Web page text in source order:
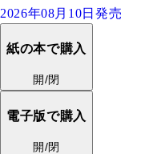
2026年08月10日発売
紙の本で購入
開/閉
電子版で購入
開/閉